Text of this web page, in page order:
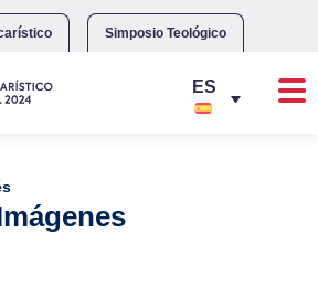
Simposio Teológico